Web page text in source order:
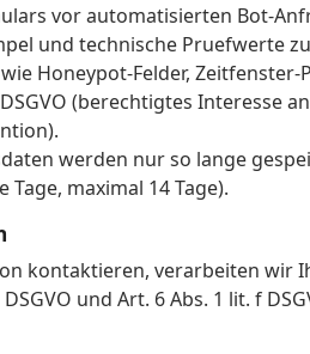
vor automatisierten Bot-
und technische Pruefwerte
Honeypot-Felder,
(berechtigtes Interesse
werden nur so lange
maximal 14 Tage).
kontaktieren, verarbeiten wir
und Art. 6 Abs. 1 lit. f